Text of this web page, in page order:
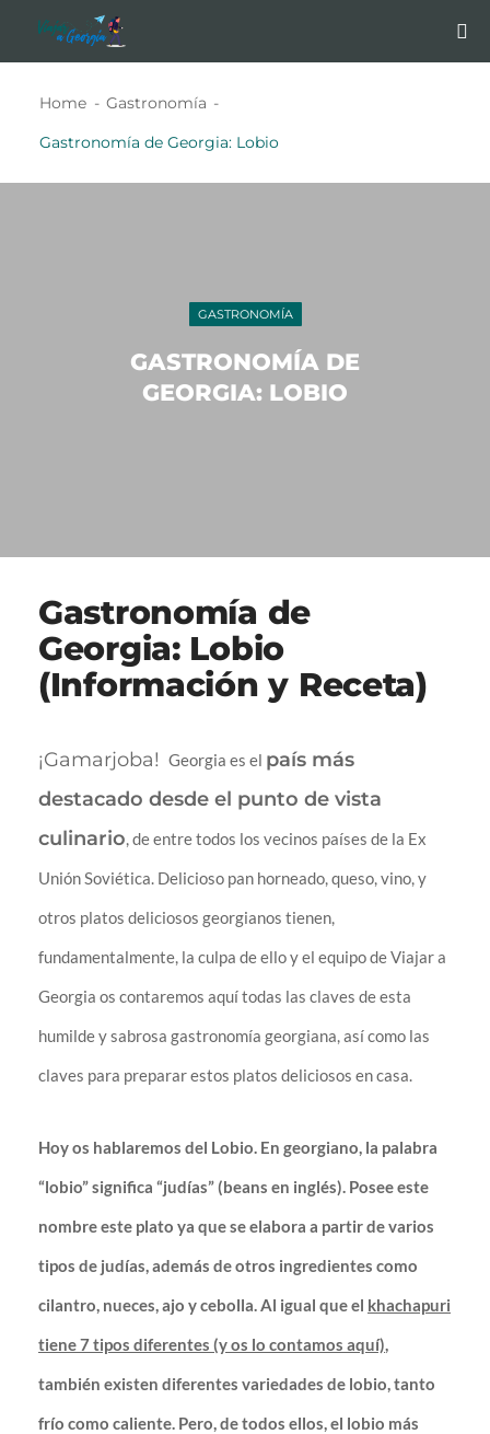
Home
Gastronomía
Gastronomía de Georgia: Lobio
GASTRONOMÍA
GASTRONOMÍA DE
GEORGIA: LOBIO
Gastronomía de
Georgia: Lobio
(Información y Receta)
¡Gamarjoba! Georgia es el país más
destacado desde el punto de vista
culinario, de entre todos los vecinos países de la Ex
Unión Soviética. Delicioso pan horneado, queso, vino, y
otros platos deliciosos georgianos tienen,
fundamentalmente, la culpa de ello y el equipo de Viajar a
Georgia os contaremos aquí todas las claves de esta
humilde y sabrosa gastronomía georgiana, así como las
claves para preparar estos platos deliciosos en casa.
Hoy os hablaremos del Lobio. En georgiano, la palabra
“lobio” significa “judías” (beans en inglés). Posee este
nombre este plato ya que se elabora a partir de varios
tipos de judías, además de otros ingredientes como
cilantro, nueces, ajo y cebolla. Al igual que el khachapuri
tiene 7 tipos diferentes (y os lo contamos aquí),
también existen diferentes variedades de lobio, tanto
frío como caliente. Pero, de todos ellos, el lobio más